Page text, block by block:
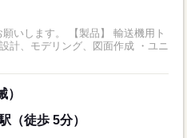
製品】 輸送機用ト
（徒歩 5分）